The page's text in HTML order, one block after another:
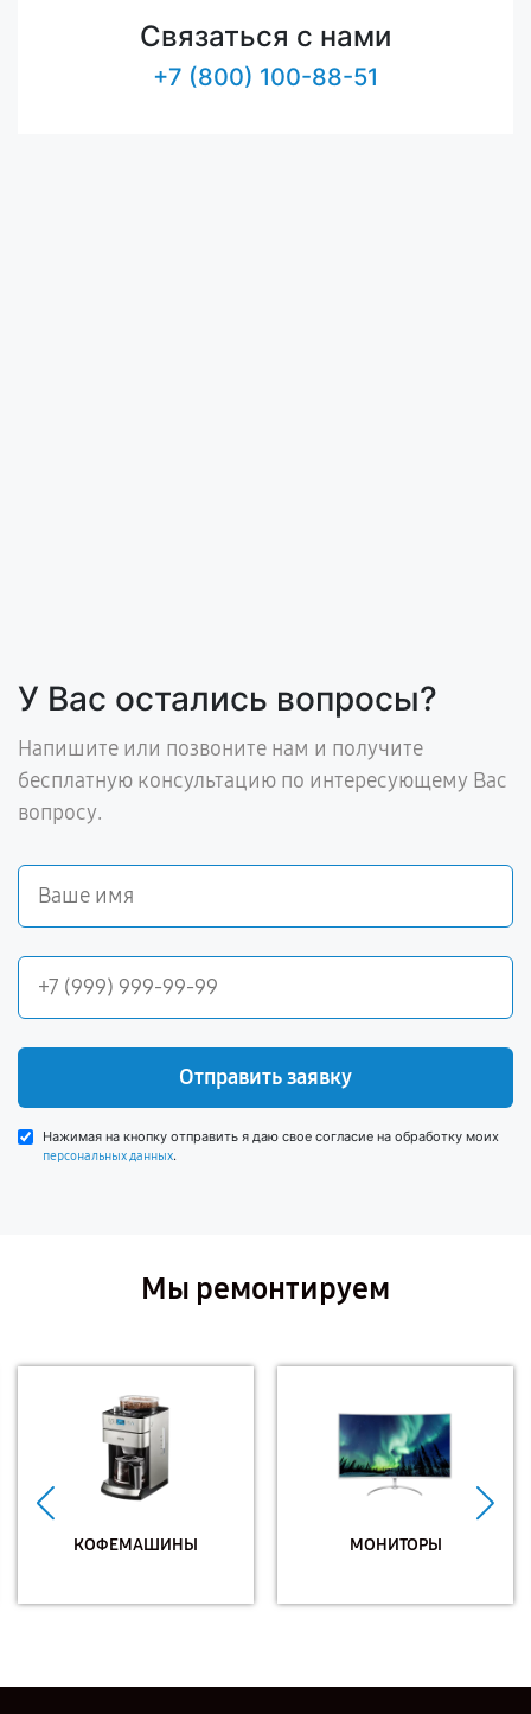
Связаться с нами
+7 (800) 100-88-51
У Вас остались вопросы?
Напишите или позвоните нам и получите
бесплатную консультацию по интересующему Вас
вопросу.
Отправить заявку
Нажимая на кнопку отправить я даю свое согласие на обработку моих
персональных данных.
Мы ремонтируем
КОФЕМАШИНЫ МОНИТОРЫ